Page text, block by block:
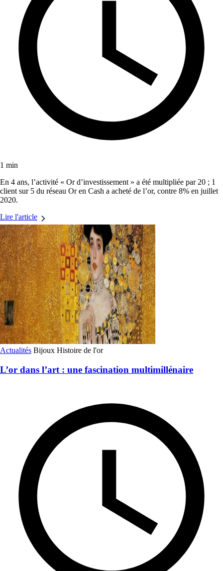
1 min
En 4 ans, l’activité « Or d’investissement » a été multipliée par 20 ; 1
client sur 5 du réseau Or en Cash a acheté de l’or, contre 8% en juillet
2020.
Lire l'article
Actualités Bijoux Histoire de l'or
L’or dans l’art : une fascination multimillénaire